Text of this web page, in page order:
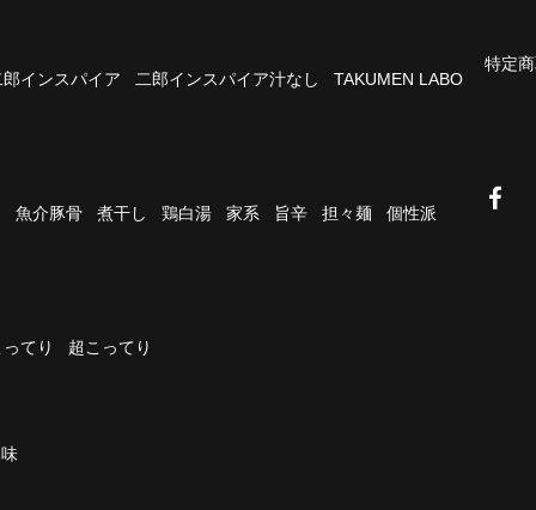
郎インスパイア 二郎インスパイア汁なし
TAKUMEN LABO
魚介豚骨 煮干し 鶏白湯 家系 旨辛 担々麺
個性派
ってり 超こってり
特定